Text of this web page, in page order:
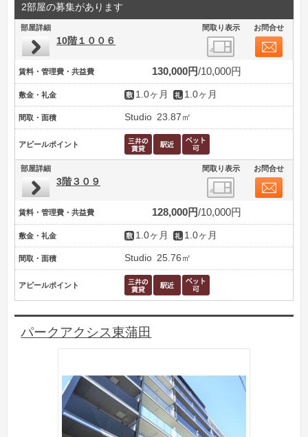
2部屋の募集があります
部屋詳細 間取り表示 お問合せ
10階１００６
賃料・管理費・共益費 130,000円 10,000円
敷金・礼金 1.0ヶ月 1.0ヶ月
間取・面積 Studio 23.87㎡
アピールポイント
部屋詳細 間取り表示 お問合せ
3階３０９
賃料・管理費・共益費 128,000円 10,000円
敷金・礼金 1.0ヶ月 1.0ヶ月
間取・面積 Studio 25.76㎡
アピールポイント
パークアクシス東蒲田